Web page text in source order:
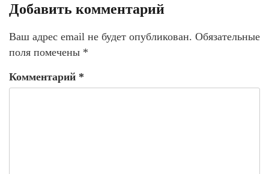
Добавить комментарий
Ваш адрес email не будет опубликован. Обязательные
поля помечены *
Комментарий *